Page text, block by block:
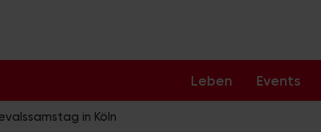
Leben Events
in Köln